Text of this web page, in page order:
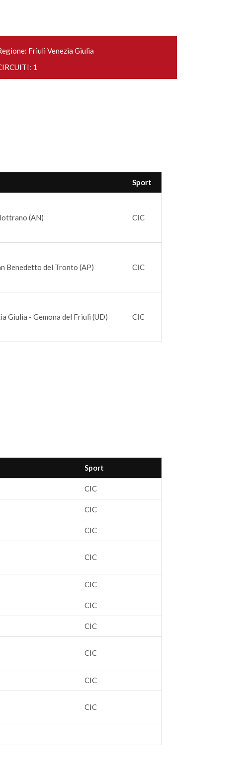
Friuli Venezia Giulia
1
Sport
(AN) CIC
Benedetto del Tronto (AP) CIC
Giulia - Gemona del Friuli (UD) CIC
Sport
CIC
CIC
CIC
CIC
CIC
CIC
CIC
CIC
CIC
CIC